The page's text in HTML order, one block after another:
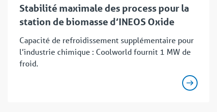
Stabilité maximale des process pour la
station de biomasse d’INEOS Oxide
Capacité de refroidissement supplémentaire pour
l’industrie chimique : Coolworld fournit 1 MW de
froid.